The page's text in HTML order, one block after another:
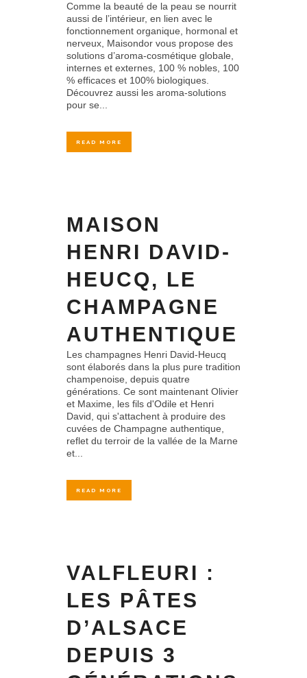
Comme la beauté de la peau se nourrit
aussi de l’intérieur, en lien avec le
fonctionnement organique, hormonal et
nerveux, Maisondor vous propose des
solutions d’aroma-cosmétique globale,
internes et externes, 100 % nobles, 100
% efficaces et 100% biologiques.
Découvrez aussi les aroma-solutions
pour se...
READ MORE
MAISON
HENRI DAVID-
HEUCQ, LE
CHAMPAGNE
AUTHENTIQUE
Les champagnes Henri David-Heucq
sont élaborés dans la plus pure tradition
champenoise, depuis quatre
générations. Ce sont maintenant Olivier
et Maxime, les fils d'Odile et Henri
David, qui s'attachent à produire des
cuvées de Champagne authentique,
reflet du terroir de la vallée de la Marne
et...
READ MORE
VALFLEURI :
LES PÂTES
D’ALSACE
DEPUIS 3